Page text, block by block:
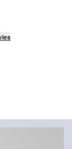
door Post